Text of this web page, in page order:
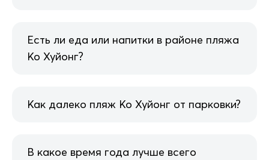
Есть ли еда или напитки в районе пляжа
Ко Хуйонг?
Как далеко пляж Ко Хуйонг от парковки?
В какое время года лучше всего